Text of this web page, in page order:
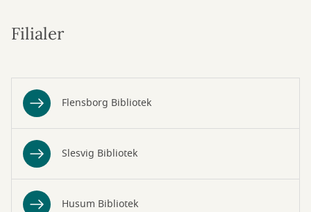
Filialer
Flensborg Bibliotek
Slesvig Bibliotek
Husum Bibliotek